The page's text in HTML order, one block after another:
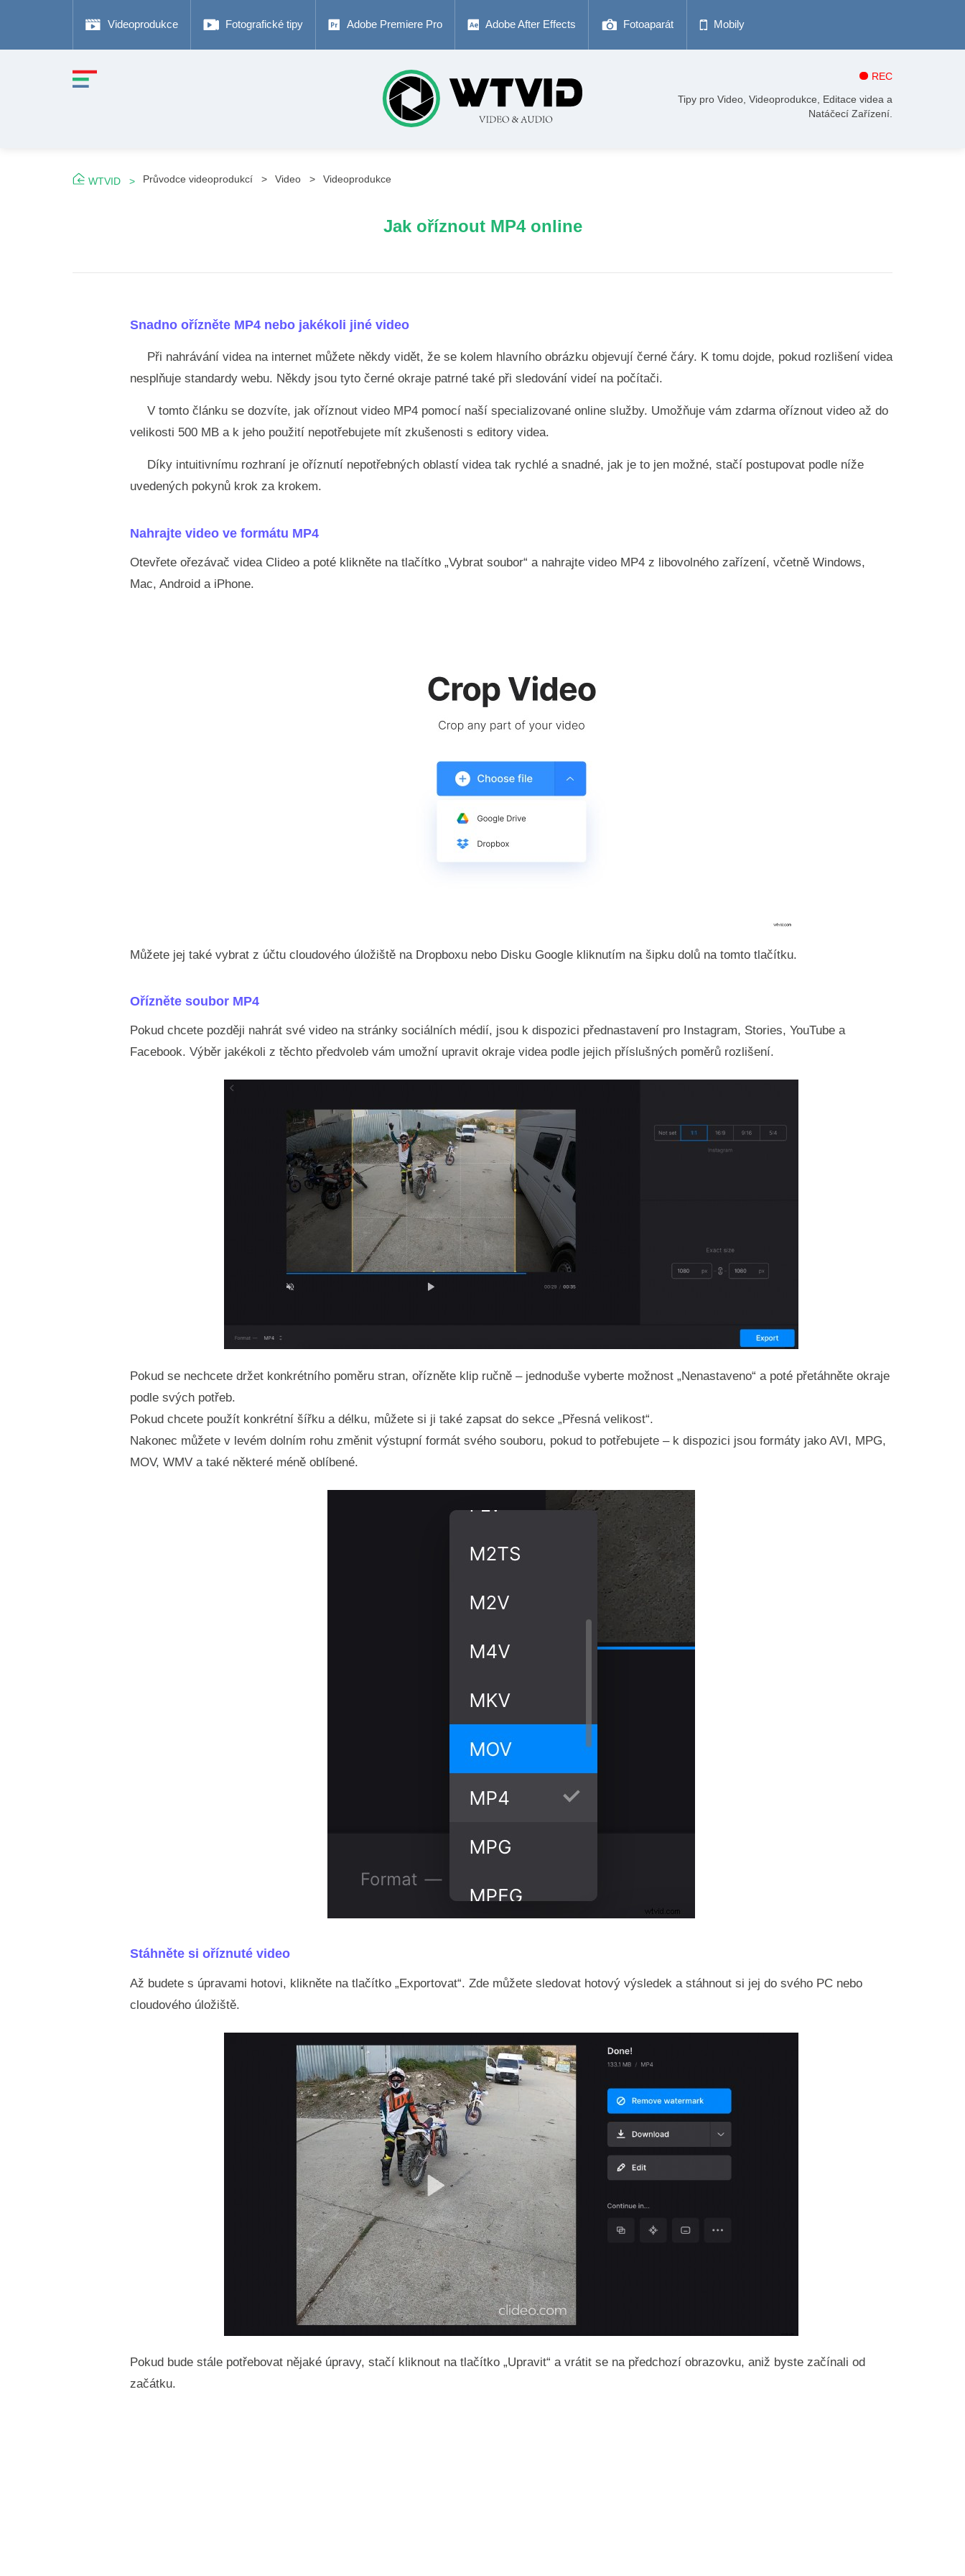
Videoprodukce Fotografické tipy Adobe Premiere Pro Adobe After Effects Fotoaparát Mobily
REC
Tipy pro Video, Videoprodukce, Editace videa a
Natáčecí Zařízení.
WTVID Průvodce videoprodukcí Video Videoprodukce
Jak oříznout MP4 online
Snadno ořízněte MP4 nebo jakékoli jiné video
Při nahrávání videa na internet můžete někdy vidět, že se kolem hlavního obrázku objevují černé čáry. K tomu dojde, pokud rozlišení videa
nesplňuje standardy webu. Někdy jsou tyto černé okraje patrné také při sledování videí na počítači.
V tomto článku se dozvíte, jak oříznout video MP4 pomocí naší specializované online služby. Umožňuje vám zdarma oříznout video až do
velikosti 500 MB a k jeho použití nepotřebujete mít zkušenosti s editory videa.
Díky intuitivnímu rozhraní je oříznutí nepotřebných oblastí videa tak rychlé a snadné, jak je to jen možné, stačí postupovat podle níže
uvedených pokynů krok za krokem.
Nahrajte video ve formátu MP4
Otevřete ořezávač videa Clideo a poté klikněte na tlačítko „Vybrat soubor“ a nahrajte video MP4 z libovolného zařízení, včetně Windows,
Mac, Android a iPhone.
Můžete jej také vybrat z účtu cloudového úložiště na Dropboxu nebo Disku Google kliknutím na šipku dolů na tomto tlačítku.
Ořízněte soubor MP4
Pokud chcete později nahrát své video na stránky sociálních médií, jsou k dispozici přednastavení pro Instagram, Stories, YouTube a
Facebook. Výběr jakékoli z těchto předvoleb vám umožní upravit okraje videa podle jejich příslušných poměrů rozlišení.
Pokud se nechcete držet konkrétního poměru stran, ořízněte klip ručně – jednoduše vyberte možnost „Nenastaveno“ a poté přetáhněte okraje
podle svých potřeb.
Pokud chcete použít konkrétní šířku a délku, můžete si ji také zapsat do sekce „Přesná velikost“.
Nakonec můžete v levém dolním rohu změnit výstupní formát svého souboru, pokud to potřebujete – k dispozici jsou formáty jako AVI, MPG,
MOV, WMV a také některé méně oblíbené.
Stáhněte si oříznuté video
Až budete s úpravami hotovi, klikněte na tlačítko „Exportovat“. Zde můžete sledovat hotový výsledek a stáhnout si jej do svého PC nebo
cloudového úložiště.
Pokud bude stále potřebovat nějaké úpravy, stačí kliknout na tlačítko „Upravit“ a vrátit se na předchozí obrazovku, aniž byste začínali od
začátku.